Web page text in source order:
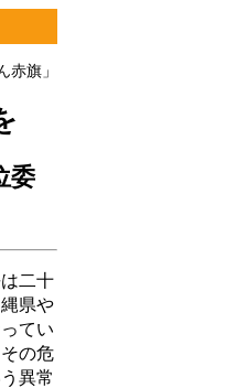
赤旗」
委
二十
県や
てい
の危
異常